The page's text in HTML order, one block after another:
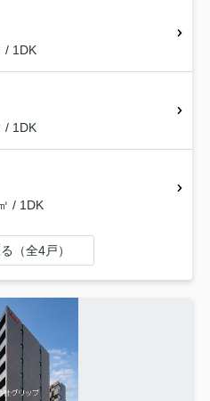
/ 1DK
/ 1DK
/ 1DK
（全4戸）